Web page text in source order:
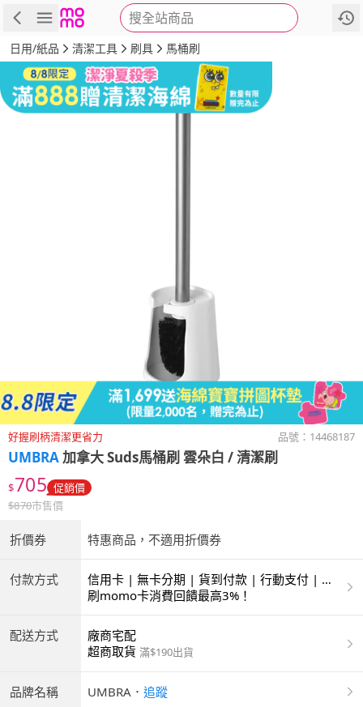
搜全站商品
商品 評價 詳情
日用/紙品 清潔工具 刷具 馬桶刷
好握刷柄清潔更省力 品號： 14468187
UMBRA加拿大 Suds馬桶刷 雲朵白 / 清潔刷
$705 促銷價
$870市售價
折價券 特惠商品，不適用折價券
付款方式
信用卡 | 無卡分期 | 貨到付款 | 行動支付 | 超
商付款 | ATM | 銀聯卡
刷momo卡消費回饋最高3%！
配送方式
廠商宅配
超商取貨 滿$190出貨
品牌名稱 UMBRA ． 追蹤